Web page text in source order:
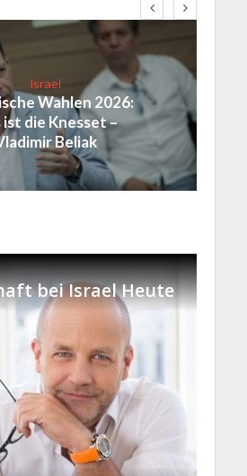
Israel
Wahlen 2026:
ist die Knesset –
Beliak
bei Israel Heute